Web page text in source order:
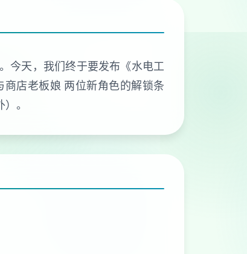
今天，我们终于要发布《水电工
店老板娘 两位新角色的解锁条
。